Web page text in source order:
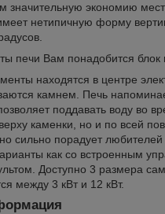
значительную экономию
нетипичную форму
печи Вам понадобится блок
находятся в центре
камнем. Печь
поддавать воду во
каменки, но и по всей
сильно порадует
как со встроенным
Доступно 3 размера
между 3 кВт и 12 кВт.